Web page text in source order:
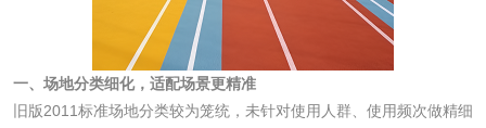
一、场地分类细化，适配场景更精准
旧版2011标准场地分类较为笼统，未针对使用人群、使用频次做精细
活性炭
活性炭检测 煤质颗粒活性炭检